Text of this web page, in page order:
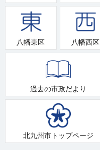
八幡東区 八幡西区
過去の市政だより
北九州市トップページ